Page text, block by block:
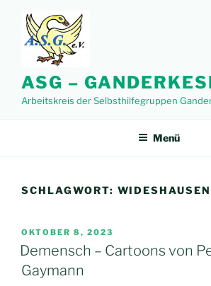
Inhalt
springen
ASG –
Arbeitskreis der Selbsthilfegruppen
Menü
SCHLAGWORT: WIDESHAUSEN
VERÖFFENTLICHT
AM
OKTOBER 8, 2023
Demensch – Cartoons von
Gaymann